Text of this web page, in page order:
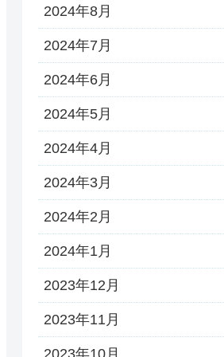
2024年8月
2024年7月
2024年6月
2024年5月
2024年4月
2024年3月
2024年2月
2024年1月
2023年12月
2023年11月
2023年10月